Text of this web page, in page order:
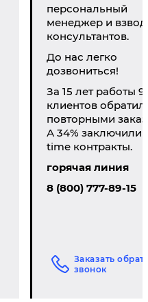
персональный
менеджер и взвод
консультантов.
До нас легко
дозвониться!
За 15 лет работы
клиентов
повторными
А 34% заключили
time контракты.
горячая линия
8 (800) 777-89-15
Заказать
звонок